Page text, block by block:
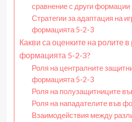
сравнение с други формации
Стратегии за адаптация на
формацията 5-2-3
Какви са оценките на ролите
формацията 5-2-3?
Роля на централните
формацията 5-2-3
Роля на полузащитниците
Роля на нападателите във
Взаимодействия между